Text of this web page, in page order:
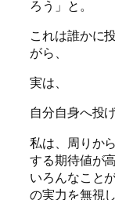
ろう」と。
これは誰かに
がら、
実は、
自分自身へ投
私は、周りか
する期待値が
いろんなこと
の実力を無視